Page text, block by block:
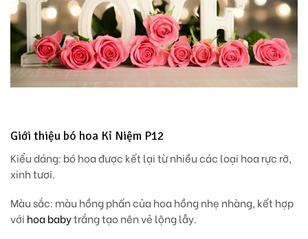
Giới thiệu bó hoa Kỉ Niệm P12
Kiểu dáng: bó hoa được kết lại từ nhiều các loại hoa rực rỡ,
xinh tươi.
Màu sắc: màu hồng phấn của hoa hồng nhẹ nhàng, kết hợp
với hoa babytrắng tạo nên vẻ lộng lẫy.